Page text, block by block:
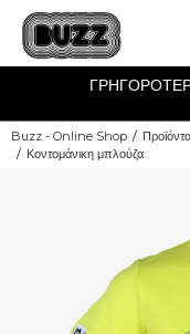
Buzz - Online Shop Προϊόντα
Κοντομάνικη μπλούζα